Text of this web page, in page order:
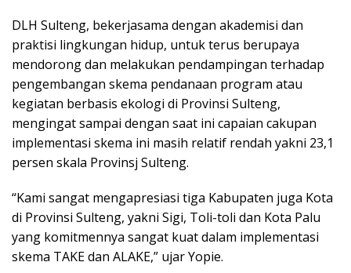
DLH Sulteng, bekerjasama dengan akademisi dan
praktisi lingkungan hidup, untuk terus berupaya
mendorong dan melakukan pendampingan terhadap
pengembangan skema pendanaan program atau
kegiatan berbasis ekologi di Provinsi Sulteng,
mengingat sampai dengan saat ini capaian cakupan
implementasi skema ini masih relatif rendah yakni 23,1
persen skala Provinsj Sulteng.
“Kami sangat mengapresiasi tiga Kabupaten juga Kota
di Provinsi Sulteng, yakni Sigi, Toli-toli dan Kota Palu
yang komitmennya sangat kuat dalam implementasi
skema TAKE dan ALAKE,” ujar Yopie.